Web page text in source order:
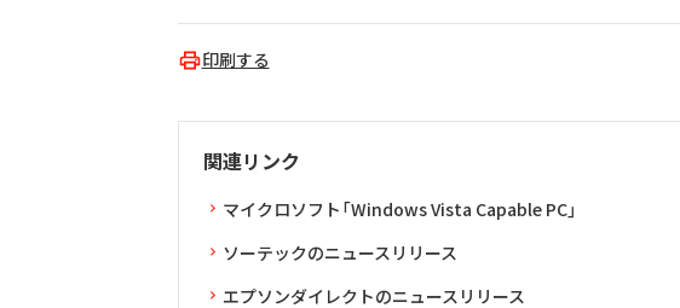
印刷する
関連リンク
マイクロソフト「Windows Vista Capable PC」
ソーテックのニュースリリース
エプソンダイレクトのニュースリリース